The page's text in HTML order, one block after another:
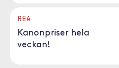
REA
Kanonpriser hela
veckan!